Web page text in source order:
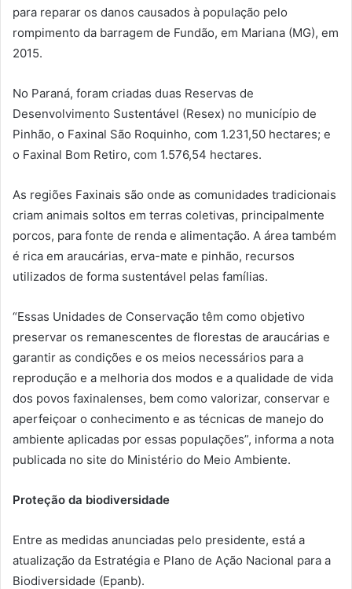
para reparar os danos causados à população pelo
rompimento da barragem de Fundão, em Mariana (MG), em
2015.
No Paraná, foram criadas duas Reservas de
Desenvolvimento Sustentável (Resex) no município de
Pinhão, o Faxinal São Roquinho, com 1.231,50 hectares; e
o Faxinal Bom Retiro, com 1.576,54 hectares.
As regiões Faxinais são onde as comunidades tradicionais
criam animais soltos em terras coletivas, principalmente
porcos, para fonte de renda e alimentação. A área também
é rica em araucárias, erva-mate e pinhão, recursos
utilizados de forma sustentável pelas famílias.
“Essas Unidades de Conservação têm como objetivo
preservar os remanescentes de florestas de araucárias e
garantir as condições e os meios necessários para a
reprodução e a melhoria dos modos e a qualidade de vida
dos povos faxinalenses, bem como valorizar, conservar e
aperfeiçoar o conhecimento e as técnicas de manejo do
ambiente aplicadas por essas populações”, informa a nota
publicada no site do Ministério do Meio Ambiente.
Proteção da biodiversidade
Entre as medidas anunciadas pelo presidente, está a
atualização da Estratégia e Plano de Ação Nacional para a
Biodiversidade (Epanb).